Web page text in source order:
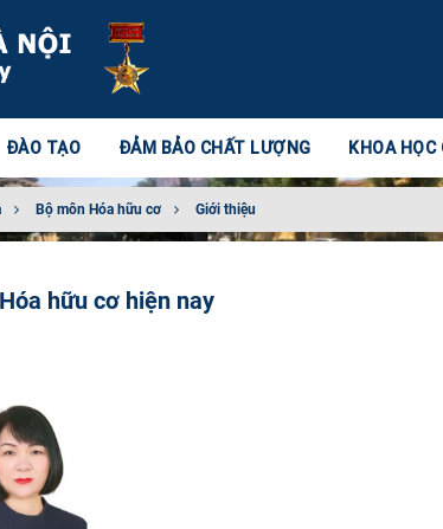
ĐÀO TẠO ĐẢM BẢO CHẤT LƯỢNG KHOA HỌC
Bộ môn Hóa hữu cơ Giới thiệu
hữu cơ hiện nay